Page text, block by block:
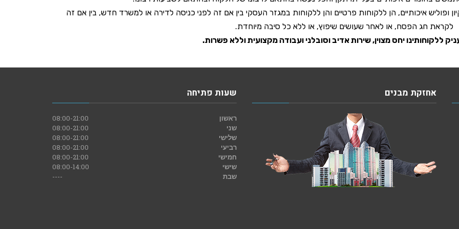
ופוליש איכותיים, הן ללקוחות פרטיים והן ללקוחות במגזר העסקי בין אם זה לפני כניסה לדירה או למשרד חדש, בין אם זה
לקראת חג הפסח, או לאחר שעושים שיפוץ, או ללא כל סיבה מיוחדת.
ללקוחותינו יחס מצוין, שירות אדיב וסובלני ועבודה מקצועית וללא פשרות.
אחזקת מבנים שעות פתיחה
ראשון
08:00-21:00
שני
08:00-21:00
שלישי
08:00-21:00
רביעי
08:00-21:00
חמישי
08:00-21:00
שישי
08:00-14:00
שבת
----